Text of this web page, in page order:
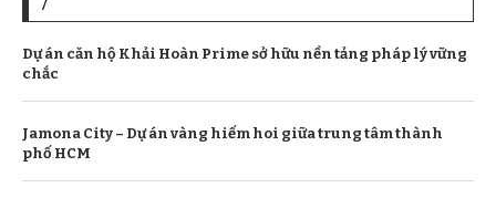
/
Dự án căn hộ Khải Hoàn Prime sở hữu nền tảng pháp lý vững
chắc
​Jamona City – Dự án vàng hiếm hoi giữa trung tâm thành
phố HCM